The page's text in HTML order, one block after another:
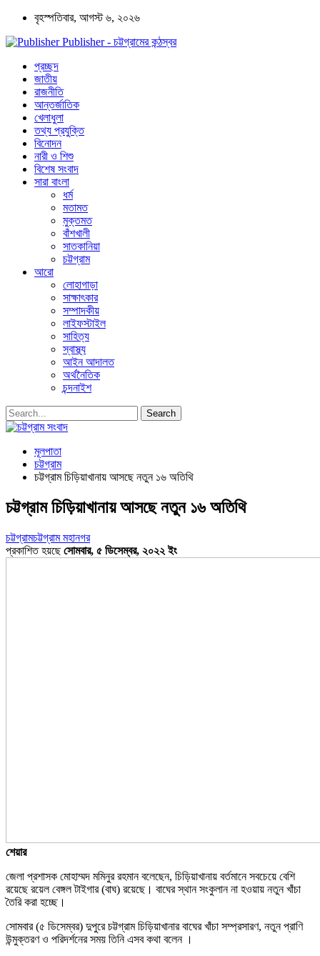
বৃহস্পতিবার, আগস্ট ৬, ২০২৬
Publisher - চট্টগ্রামের কন্ঠস্বর
প্রচ্ছদ
জাতীয়
রাজনীতি
আন্তর্জাতিক
খেলাধুলা
তথ্য প্রযুক্তি
বিনোদন
নারী ও শিশু
বিশেষ সংবাদ
সারা বাংলা
ধর্ম
মতামত
মুক্তমত
বাঁশখালী
সাতকানিয়া
চট্টগ্রাম
আরো
লোহাগাড়া
সাক্ষাৎকার
সম্পাদকীয়
লাইফস্টাইল
সাহিত্য
স্বাস্থ্য
আইন আদালত
অর্থনৈতিক
চন্দনাইশ
মূলপাতা
চট্টগ্রাম
চট্টগ্রাম চিড়িয়াখানায় আসছে নতুন ১৬ অতিথি
চট্টগ্রাম চিড়িয়াখানায় আসছে নতুন ১৬ অতিথি
চট্টগ্রামচট্টগ্রাম মহানগর
প্রকাশিত হয়ছেসোমবার, ৫ ডিসেম্বর, ২০২২ ইং
শেয়ার
জেলা প্রশাসক মোহাম্মদ মমিনুর রহমান বলেছেন, চিড়িয়াখানায় বর্তমানে সবচেয়ে বেশি
রয়েছে রয়েল বেঙ্গল টাইগার (বাঘ) রয়েছে। বাঘের স্থান সংকুলান না হওয়ায় নতুন খাঁচা
তৈরি করা হচ্ছে।
সোমবার (৫ ডিসেম্বর) দুপুরে চট্টগ্রাম চিড়িয়াখানার বাঘের খাঁচা সম্প্রসারণ, নতুন প্রাণি
উন্মুক্তরণ ও পরিদর্শনের সময় তিনি এসব কথা বলেন ।